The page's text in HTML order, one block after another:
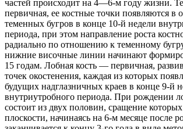
частей происходит на 4—6-м году жизни.
первичная, ее костные точки появляются в
теменных бугров в конце 10-й недели
периода, при этом направление роста
радиально по отношению к теменному
нижние височные линии начинают
15 годам. Лобная кость — первичная,
точек окостенения, каждая из которых
будущих надглазничных краев в конце 9-й
внутриутробного периода. При рождении
состоит из двух половин, сращение
плоскости, начинаясь на 6-м месяце после